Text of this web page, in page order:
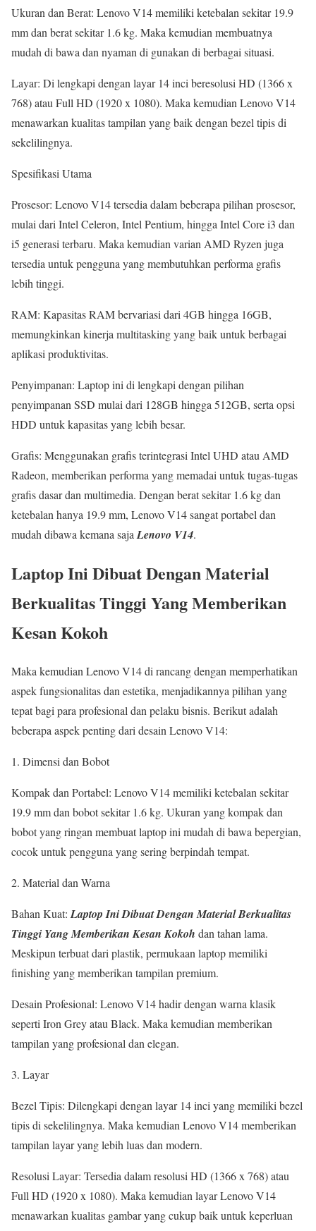
Ukuran dan Berat: Lenovo V14 memiliki ketebalan sekitar 19.9
mm dan berat sekitar 1.6 kg. Maka kemudian membuatnya
mudah di bawa dan nyaman di gunakan di berbagai situasi.
Layar: Di lengkapi dengan layar 14 inci beresolusi HD (1366 x
768) atau Full HD (1920 x 1080). Maka kemudian Lenovo V14
menawarkan kualitas tampilan yang baik dengan bezel tipis di
sekelilingnya.
Spesifikasi Utama
Prosesor: Lenovo V14 tersedia dalam beberapa pilihan prosesor,
mulai dari Intel Celeron, Intel Pentium, hingga Intel Core i3 dan
i5 generasi terbaru. Maka kemudian varian AMD Ryzen juga
tersedia untuk pengguna yang membutuhkan performa grafis
lebih tinggi.
RAM: Kapasitas RAM bervariasi dari 4GB hingga 16GB,
memungkinkan kinerja multitasking yang baik untuk berbagai
aplikasi produktivitas.
Penyimpanan: Laptop ini di lengkapi dengan pilihan
penyimpanan SSD mulai dari 128GB hingga 512GB, serta opsi
HDD untuk kapasitas yang lebih besar.
Grafis: Menggunakan grafis terintegrasi Intel UHD atau AMD
Radeon, memberikan performa yang memadai untuk tugas-tugas
grafis dasar dan multimedia. Dengan berat sekitar 1.6 kg dan
ketebalan hanya 19.9 mm, Lenovo V14 sangat portabel dan
mudah dibawa kemana sajaLenovo V14.
Laptop Ini Dibuat Dengan Material
Berkualitas Tinggi Yang Memberikan
Kesan Kokoh
Maka kemudian Lenovo V14 di rancang dengan memperhatikan
aspek fungsionalitas dan estetika, menjadikannya pilihan yang
tepat bagi para profesional dan pelaku bisnis. Berikut adalah
beberapa aspek penting dari desain Lenovo V14:
1. Dimensi dan Bobot
Kompak dan Portabel: Lenovo V14 memiliki ketebalan sekitar
19.9 mm dan bobot sekitar 1.6 kg. Ukuran yang kompak dan
bobot yang ringan membuat laptop ini mudah di bawa bepergian,
cocok untuk pengguna yang sering berpindah tempat.
2. Material dan Warna
Bahan Kuat: Laptop Ini Dibuat Dengan Material Berkualitas
Tinggi Yang Memberikan Kesan Kokoh dan tahan lama.
Meskipun terbuat dari plastik, permukaan laptop memiliki
finishing yang memberikan tampilan premium.
Desain Profesional: Lenovo V14 hadir dengan warna klasik
seperti Iron Grey atau Black. Maka kemudian memberikan
tampilan yang profesional dan elegan.
3. Layar
Bezel Tipis: Dilengkapi dengan layar 14 inci yang memiliki bezel
tipis di sekelilingnya. Maka kemudian Lenovo V14 memberikan
tampilan layar yang lebih luas dan modern.
Resolusi Layar: Tersedia dalam resolusi HD (1366 x 768) atau
Full HD (1920 x 1080). Maka kemudian layar Lenovo V14
menawarkan kualitas gambar yang cukup baik untuk keperluan